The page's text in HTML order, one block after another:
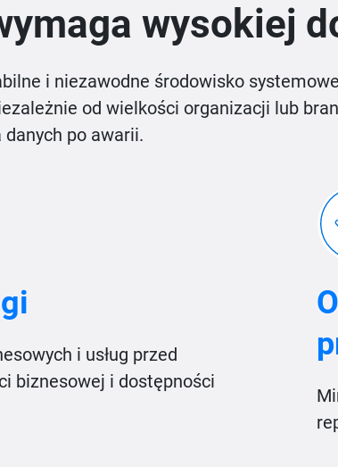
wysokiej
i niezawodne środowisko
od wielkości organizacji lub
po awarii.
i usług przed
biznesowej i dostępności